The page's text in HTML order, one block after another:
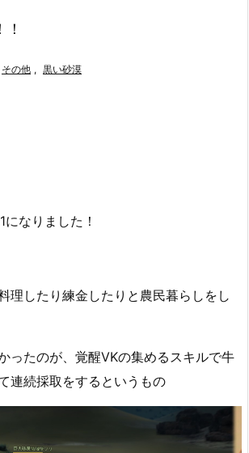
その他 , 黒い砂漠
なりました！
理したり練金したりと農民暮らしをし
ったのが、覚醒VKの集めるスキルで牛
連続採取をするというもの